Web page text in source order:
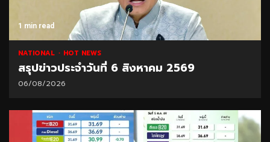
1 min read
NATIONAL HOT NEWS
สรุปข่าวประจำวันที่ 6 สิงหาคม 2569
06/08/2026